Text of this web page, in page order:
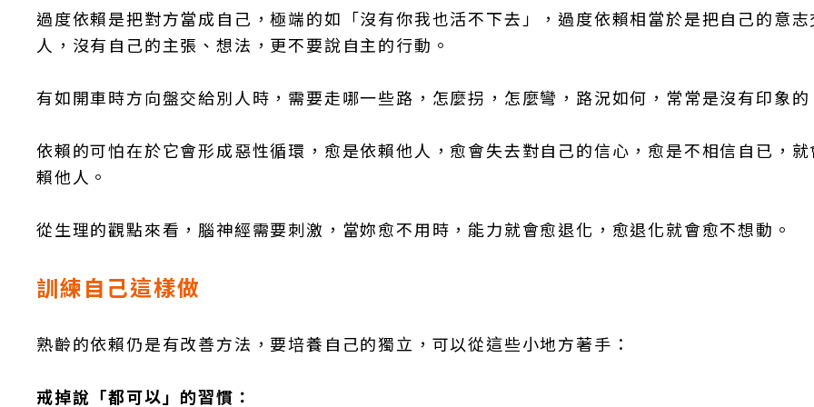
過度依賴是把對方當成自己，極端的如「沒有你我也活不下去」，過度依賴相當於是把自己的意志
人，沒有自己的主張、想法，更不要說自主的行動。
有如開車時方向盤交給別人時，需要走哪一些路，怎麼拐，怎麼彎，路況如何，常常是沒有印象的
依賴的可怕在於它會形成惡性循環，愈是依賴他人，愈會失去對自己的信心，愈是不相信自已，就
賴他人。
從生理的觀點來看，腦神經需要刺激，當妳愈不用時，能力就會愈退化，愈退化就會愈不想動。
訓練自己這樣做
熟齡的依賴仍是有改善方法，要培養自己的獨立，可以從這些小地方著手：
戒掉說「都可以」的習慣：